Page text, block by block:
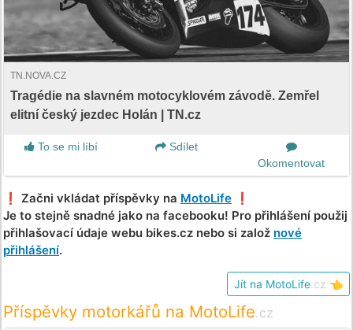
TN.NOVA.CZ
Tragédie na slavném motocyklovém závodě. Zemřel
elitní český jezdec Holán | TN.cz
To se mi líbí
Sdílet
Okomentovat
❗️ Začni vkládat příspěvky na MotoLife ❗️
Je to stejně snadné jako na facebooku! Pro přihlášení použij
přihlašovací údaje webu bikes.cz nebo si založ nové
přihlášení.
Jít na MotoLife.cz 👈
Příspěvky motorkářů na MotoLife.cz